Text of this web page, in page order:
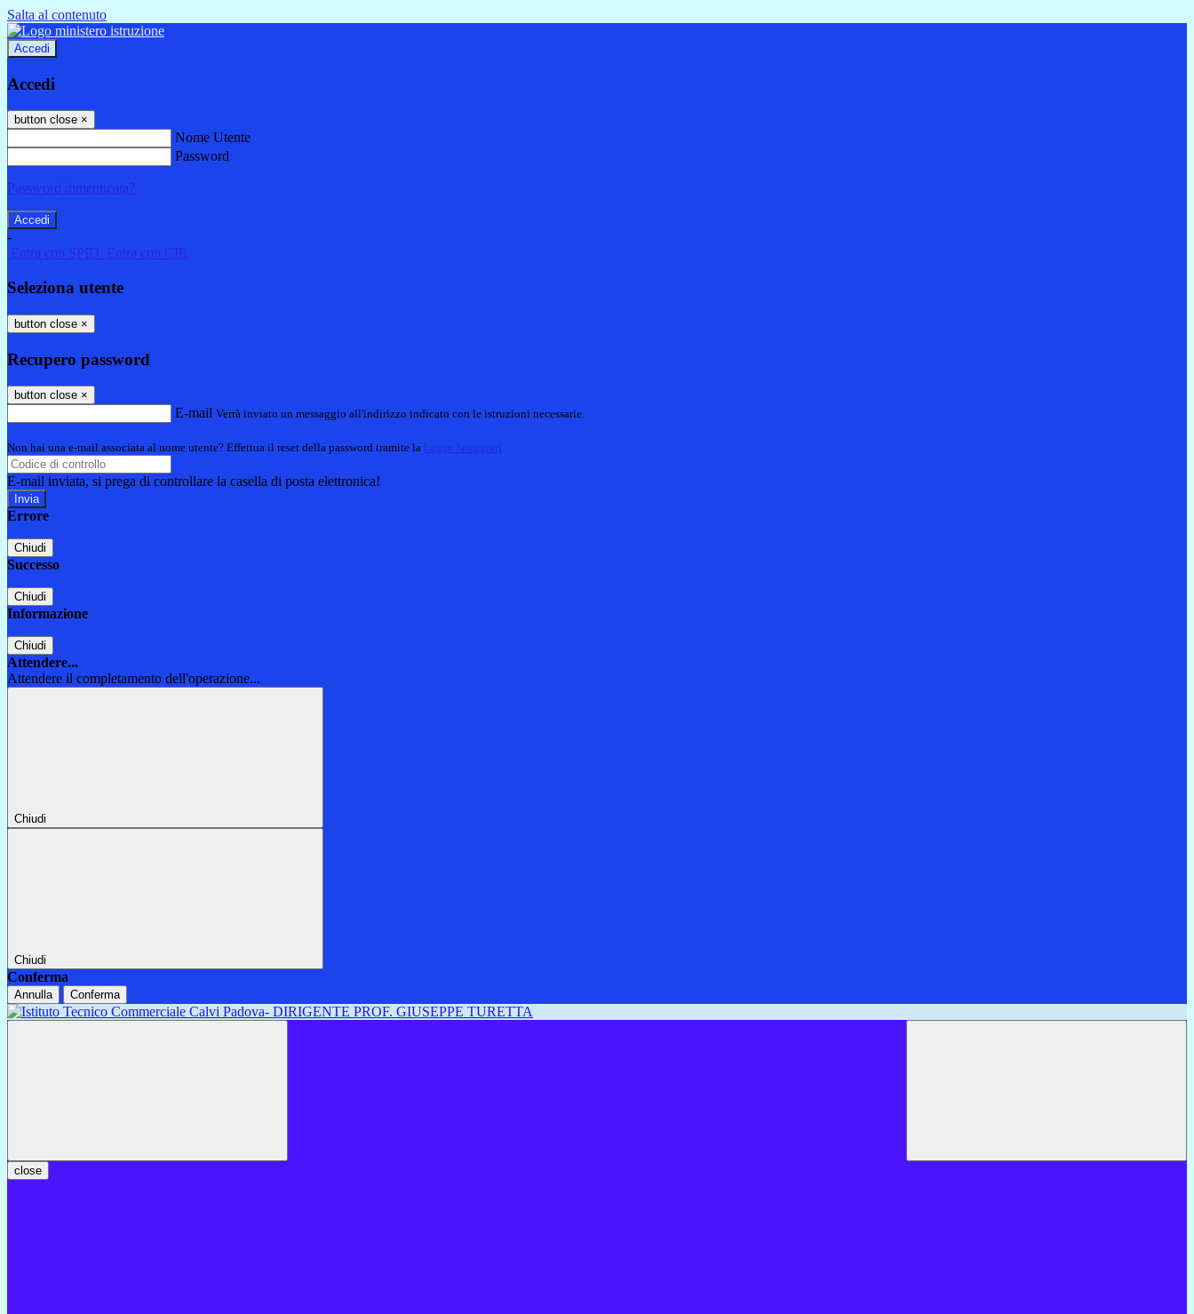
Salta al contenuto
Accedi
Accedi
button close ×
Nome Utente
Password
Password dimenticata?
-
Entra con SPID
Entra con CIE
Seleziona utente
button close ×
Recupero password
button close ×
E-mail Verrà inviato un messaggio all'indirizzo indicato con le istruzioni necessarie.
Non hai una e-mail associata al nome utente? Effettua il reset della password tramite la Login Spaggiari
E-mail inviata, si prega di controllare la casella di posta elettronica!
Errore
Chiudi
Successo
Chiudi
Informazione
Chiudi
Attendere...
Attendere il completamento dell'operazione...
Chiudi
Chiudi
Conferma
Annulla Conferma
close